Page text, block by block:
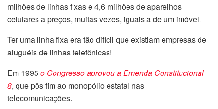
milhões de linhas fixas e 4,6 milhões de aparelhos
celulares a preços, muitas vezes, iguais a de um imóvel.
Ter uma linha fixa era tão difícil que existiam empresas de
aluguéis de linhas telefônicas!
Em 1995o Congresso aprovou a Emenda Constitucional
8, que pôs fim ao monopólio estatal nas
telecomunicações.